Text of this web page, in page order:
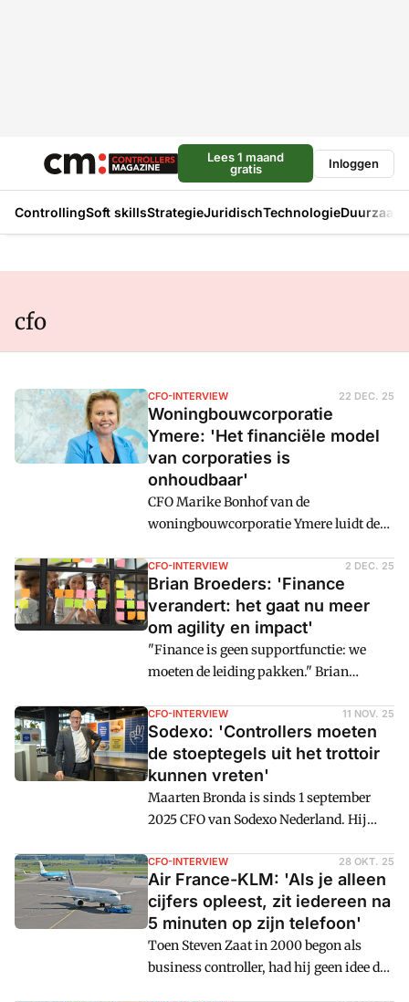
Lees 1 maand
gratis
Inloggen
ControllingSoft skillsStrategieJuridischTechnologie
cfo
CFO-INTERVIEW 22 DEC. 25
Woningbouwcorporatie
Ymere: 'Het financiële model
van corporaties is
onhoudbaar'
CFO Marike Bonhof van de
woningbouwcorporatie Ymere luidt de
willen houden voor huurders, is het
huidige model van corporaties
onhoudbaar geworden."
CFO-INTERVIEW 2 DEC. 25
Brian Broeders: 'Finance
verandert: het gaat nu meer
om agility en impact'
"Finance is geen supportfunctie: we
moeten de leiding pakken." Brian
vice president finance bij dsm-
firmenich richt hij zich op een business
van 2,3 miljard euro. "Je moet wendbaar
zijn en je snel kunnen aanpassen om
succesvol te zijn."
CFO-INTERVIEW 11 NOV. 25
Sodexo: 'Controllers moeten
de stoeptegels uit het trottoir
kunnen vreten'
Maarten Bronda is sinds 1 september
2025 CFO van Sodexo Nederland. Hij
nieuwsgierige, communicatieve
controllers die dicht op de business
zitten.
CFO-INTERVIEW 28 OKT. 25
Air France-KLM: 'Als je alleen
cijfers opleest, zit iedereen na
5 minuten op zijn telefoon'
Toen Steven Zaat in 2000 begon als
business controller, had hij geen idee dat